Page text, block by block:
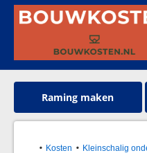
Raming maken
Kosten Kleinschalig